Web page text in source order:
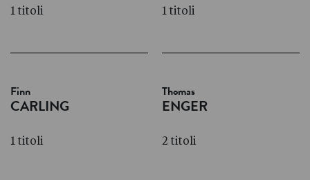
1 titoli 1 titoli
Finn
CARLING
1 titoli
Thomas
ENGER
2 titoli